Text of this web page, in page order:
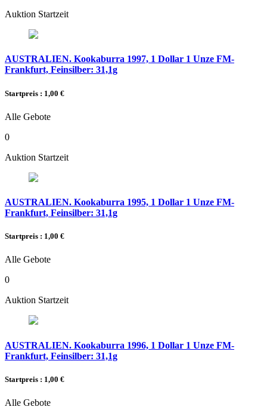
Auktion Startzeit
AUSTRALIEN. Kookaburra 1997, 1 Dollar 1 Unze FM-
Frankfurt, Feinsilber: 31,1g
Startpreis : 1,00 €
Alle Gebote
0
Auktion Startzeit
AUSTRALIEN. Kookaburra 1995, 1 Dollar 1 Unze FM-
Frankfurt, Feinsilber: 31,1g
Startpreis : 1,00 €
Alle Gebote
0
Auktion Startzeit
AUSTRALIEN. Kookaburra 1996, 1 Dollar 1 Unze FM-
Frankfurt, Feinsilber: 31,1g
Startpreis : 1,00 €
Alle Gebote